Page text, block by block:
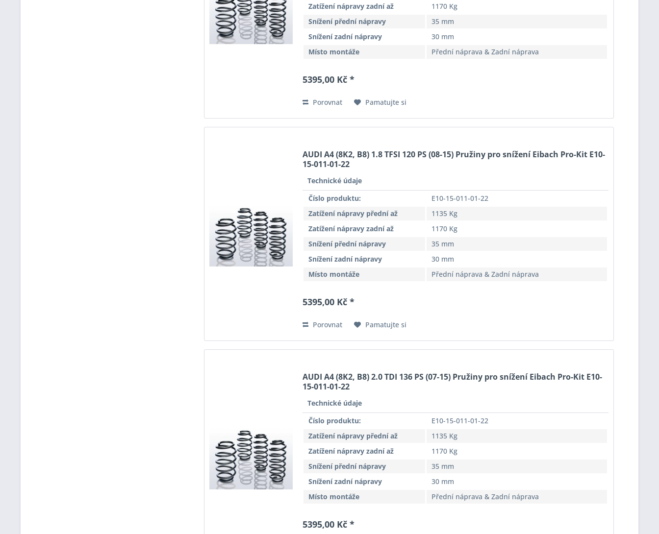
Zatížení nápravy zadní až
1170 Kg
Snížení přední nápravy
35 mm
Snížení zadní nápravy
30 mm
Místo montáže
Přední náprava & Zadní náprava
5395,00 Kč *
Porovnat Pamatujte si
AUDI A4 (8K2, B8) 1.8 TFSI 120 PS (08-15) Pružiny pro snížení Eibach Pro-Kit E10-
15-011-01-22
Technické údaje
Číslo produktu:
E10-15-011-01-22
Zatížení nápravy přední až
1135 Kg
Zatížení nápravy zadní až
1170 Kg
Snížení přední nápravy
35 mm
Snížení zadní nápravy
30 mm
Místo montáže
Přední náprava & Zadní náprava
5395,00 Kč *
Porovnat Pamatujte si
AUDI A4 (8K2, B8) 2.0 TDI 136 PS (07-15) Pružiny pro snížení Eibach Pro-Kit E10-
15-011-01-22
Technické údaje
Číslo produktu:
E10-15-011-01-22
Zatížení nápravy přední až
1135 Kg
Zatížení nápravy zadní až
1170 Kg
Snížení přední nápravy
35 mm
Snížení zadní nápravy
30 mm
Místo montáže
Přední náprava & Zadní náprava
5395,00 Kč *